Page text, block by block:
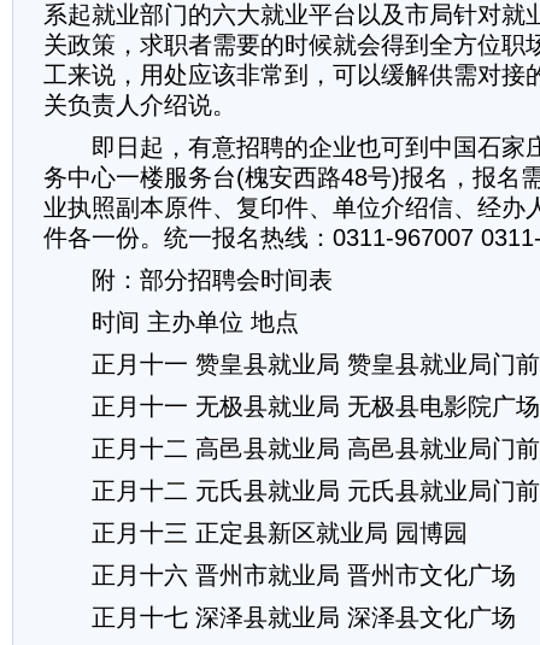
系起就业部门的六大就业平台以及市局针对就
关政策，求职者需要的时候就会得到全方位职
工来说，用处应该非常到，可以缓解供需对接
关负责人介绍说。
即日起，有意招聘的企业也可到中国石家
务中心一楼服务台(槐安西路48号)报名，报名
业执照副本原件、复印件、单位介绍信、经办
件各一份。统一报名热线：0311-967007
附：部分招聘会时间表
时间 主办单位 地点
正月十一 赞皇县就业局 赞皇县就业局门前
正月十一 无极县就业局 无极县电影院广场
正月十二 高邑县就业局 高邑县就业局门前
正月十二 元氏县就业局 元氏县就业局门前
正月十三 正定县新区就业局 园博园
正月十六 晋州市就业局 晋州市文化广场
正月十七 深泽县就业局 深泽县文化广场